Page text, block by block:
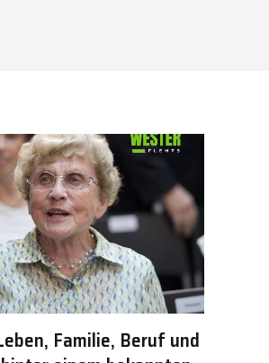
Familie, Beruf und